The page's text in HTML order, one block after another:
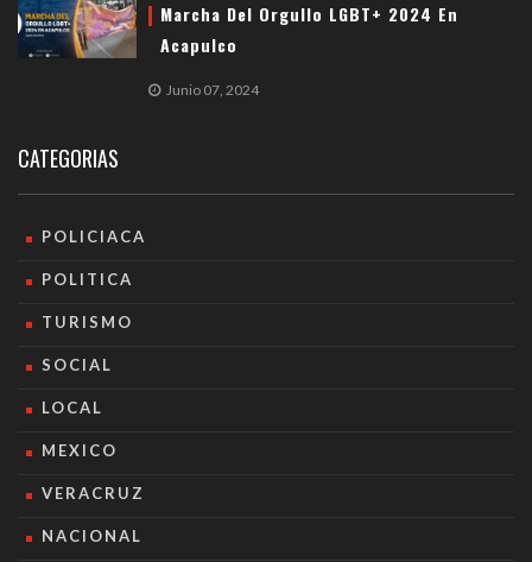
Marcha Del Orgullo LGBT+ 2024 En
Acapulco
Junio 07, 2024
CATEGORIAS
POLICIACA
POLITICA
TURISMO
SOCIAL
LOCAL
MEXICO
VERACRUZ
NACIONAL